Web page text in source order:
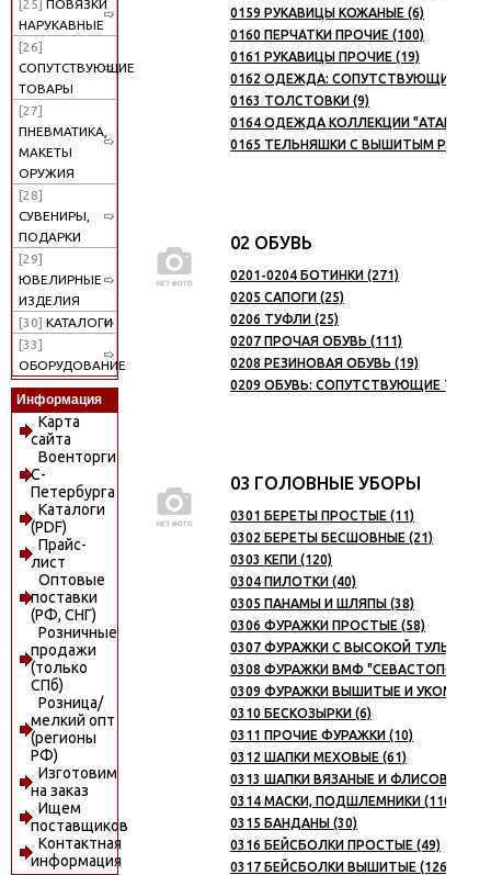
[25] ПОВЯЗКИ
НАРУКАВНЫЕ
[26]
СОПУТСТВУЮЩИЕ
ТОВАРЫ
[27]
ПНЕВМАТИКА,
МАКЕТЫ
ОРУЖИЯ
[28]
СУВЕНИРЫ,
ПОДАРКИ
[29]
ЮВЕЛИРНЫЕ
ИЗДЕЛИЯ
[30] КАТАЛОГИ
[33]
ОБОРУДОВАНИЕ
Информация
Карта
сайта
Военторги
С-
Петербурга
Каталоги
(PDF)
Прайс-
лист
Оптовые
поставки
(РФ, СНГ)
Розничные
продажи
(только
СПб)
Розница/
мелкий опт
(регионы
РФ)
Изготовим
на заказ
Ищем
поставщиков
Контактная
информация
0159 РУКАВИЦЫ КОЖАНЫЕ (6)
0160 ПЕРЧАТКИ ПРОЧИЕ (100)
0161 РУКАВИЦЫ ПРОЧИЕ (19)
0162 ОДЕЖДА: СОПУТСТВУЮЩИЕ
0163 ТОЛСТОВКИ (9)
0164 ОДЕЖДА КОЛЛЕКЦИИ "АТАКА"
0165 ТЕЛЬНЯШКИ С ВЫШИТЫМ
02 ОБУВЬ
0201-0204 БОТИНКИ (271)
0205 САПОГИ (25)
0206 ТУФЛИ (25)
0207 ПРОЧАЯ ОБУВЬ (111)
0208 РЕЗИНОВАЯ ОБУВЬ (19)
0209 ОБУВЬ: СОПУТСТВУЮЩИЕ
03 ГОЛОВНЫЕ УБОРЫ
0301 БЕРЕТЫ ПРОСТЫЕ (11)
0302 БЕРЕТЫ БЕСШОВНЫЕ (21)
0303 КЕПИ (120)
0304 ПИЛОТКИ (40)
0305 ПАНАМЫ И ШЛЯПЫ (38)
0306 ФУРАЖКИ ПРОСТЫЕ (58)
0307 ФУРАЖКИ С ВЫСОКОЙ ТУЛЬЕЙ
0308 ФУРАЖКИ ВМФ
0309 ФУРАЖКИ ВЫШИТЫЕ И
0310 БЕСКОЗЫРКИ (6)
0311 ПРОЧИЕ ФУРАЖКИ (10)
0312 ШАПКИ МЕХОВЫЕ (61)
0313 ШАПКИ ВЯЗАНЫЕ И ФЛИСОВЫЕ
0314 МАСКИ, ПОДШЛЕМНИКИ (110)
0315 БАНДАНЫ (30)
0316 БЕЙСБОЛКИ ПРОСТЫЕ (49)
0317 БЕЙСБОЛКИ ВЫШИТЫЕ (126)